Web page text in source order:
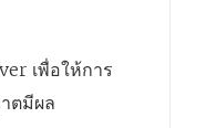
เพื่อให้การ
ตมีผล